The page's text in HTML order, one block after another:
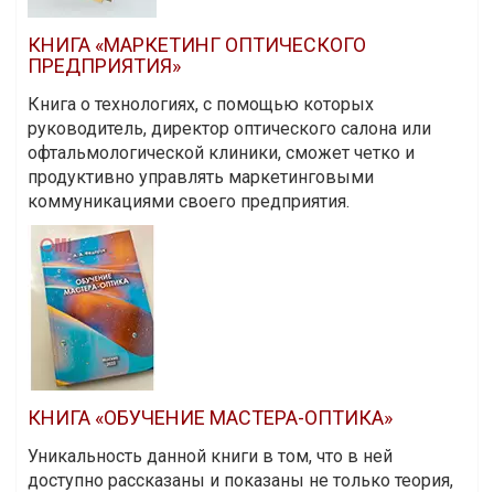
КНИГА «МАРКЕТИНГ ОПТИЧЕСКОГО
ПРЕДПРИЯТИЯ»
Книга о технологиях, с помощью которых
руководитель, директор оптического салона или
офтальмологической клиники, сможет четко и
продуктивно управлять маркетинговыми
коммуникациями своего предприятия.
КНИГА «ОБУЧЕНИЕ МАСТЕРА-ОПТИКА»
Уникальность данной книги в том, что в ней
доступно рассказаны и показаны не только теория,